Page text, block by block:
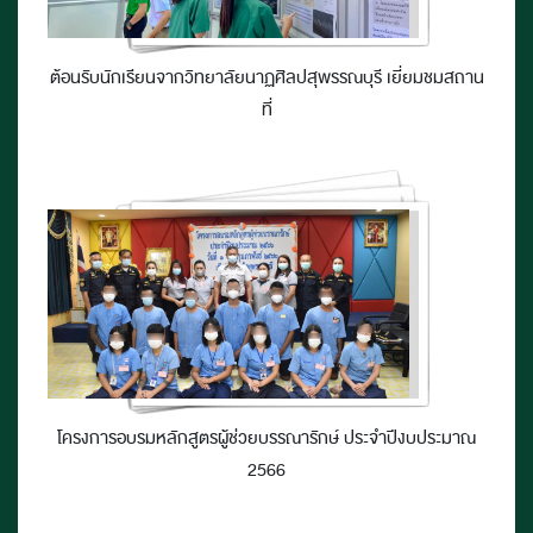
ต้อนรับนักเรียนจากวิทยาลัยนาฏศิลปสุพรรณบุรี เยี่ยมชมสถาน
ที่
โครงการอบรมหลักสูตรผู้ช่วยบรรณารักษ์ ประจำปีงบประมาณ
2566